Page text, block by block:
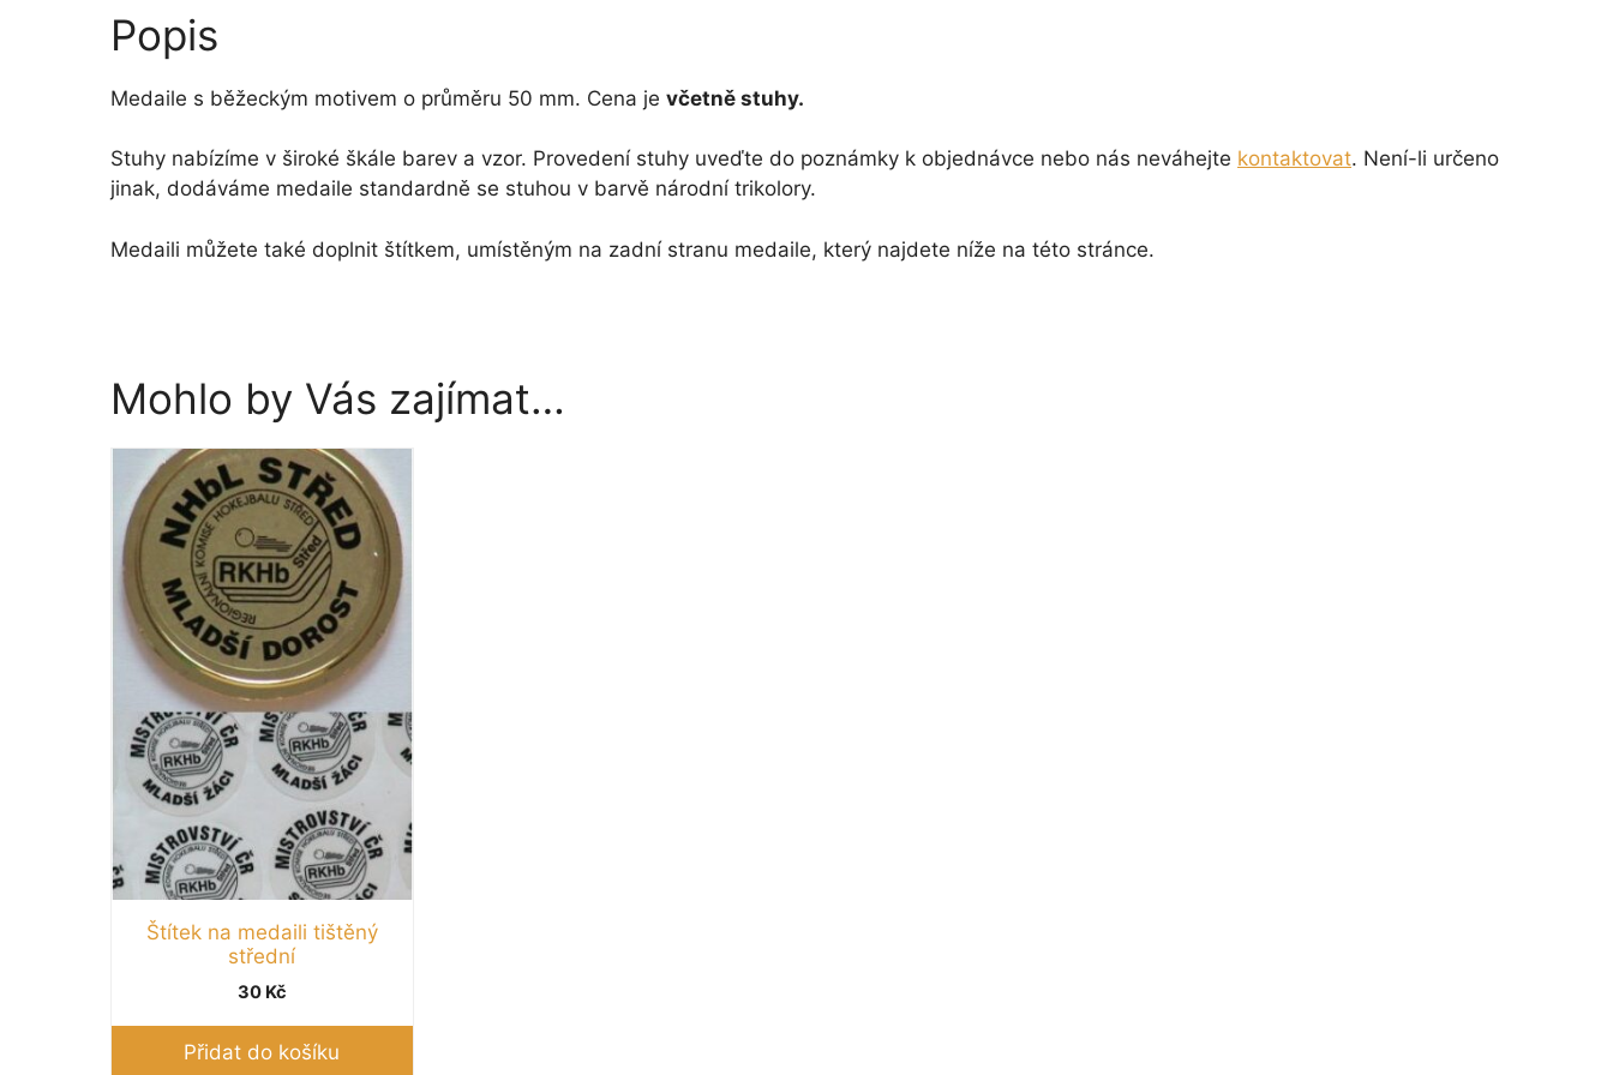
Popis
Medaile s běžeckým motivem o průměru 50 mm. Cena je včetně stuhy.
Stuhy nabízíme v široké škále barev a vzor. Provedení stuhy uveďte do poznámky k objednávce nebo nás neváhejte kontaktovat. Není-li určeno
jinak, dodáváme medaile standardně se stuhou v barvě národní trikolory.
Medaili můžete také doplnit štítkem, umístěným na zadní stranu medaile, který najdete níže na této stránce.
Mohlo by Vás zajímat…
Štítek na medaili tištěný
střední
30 Kč
Přidat do košíku